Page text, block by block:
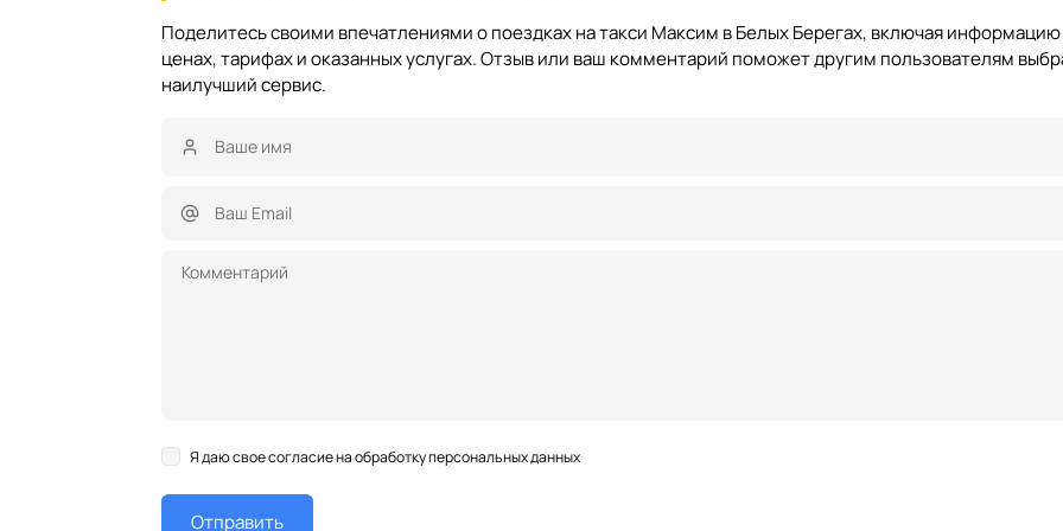
Поделитесь своими впечатлениями о поездках на такси Максим в Белых Берегах, включая
ценах, тарифах и оказанных услугах. Отзыв или ваш комментарий поможет другим пользователям
наилучший сервис.
Я даю свое согласие на обработку персональных данных